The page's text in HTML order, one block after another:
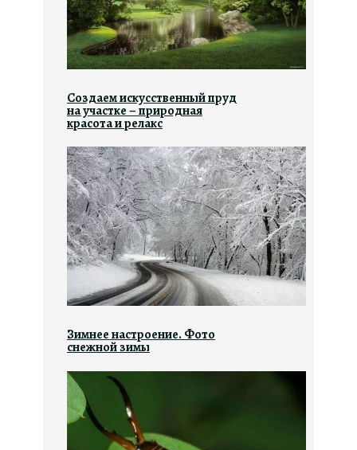
Создаем искусственный пруд
на участке – природная
красота и релакс
Зимнее настроение. Фото
снежной зимы